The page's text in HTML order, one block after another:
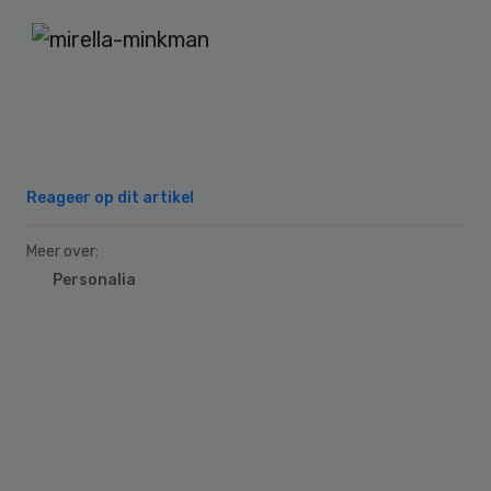
Reageer op dit artikel
Meer over:
Personalia